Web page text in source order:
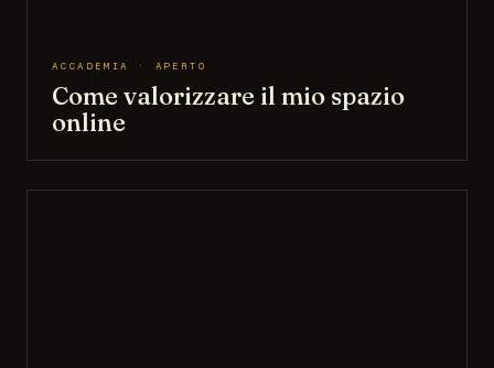
ACCADEMIA · APERTO
Come valorizzare il mio spazio
online